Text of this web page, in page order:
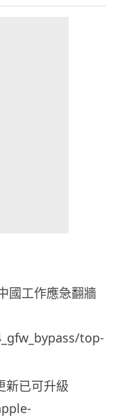
國工作應急翻牆
top-
新已可升級